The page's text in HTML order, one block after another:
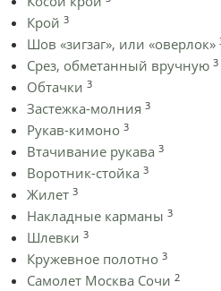
Крой 3
Шов «зигзаг», или «оверлок»
Срез, обметанный вручную 3
Обтачки 3
Застежка-молния 3
Рукав-кимоно 3
Втачивание рукава 3
Воротник-стойка 3
Жилет 3
Накладные карманы 3
Шлевки 3
Кружевное полотно 3
Самолет Москва Сочи 2